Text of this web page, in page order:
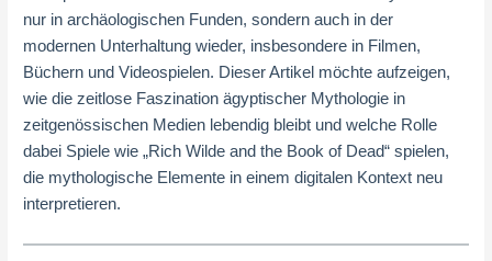
nur in archäologischen Funden, sondern auch in der
modernen Unterhaltung wieder, insbesondere in Filmen,
Büchern und Videospielen. Dieser Artikel möchte aufzeigen,
wie die zeitlose Faszination ägyptischer Mythologie in
zeitgenössischen Medien lebendig bleibt und welche Rolle
dabei Spiele wie „Rich Wilde and the Book of Dead“ spielen,
die mythologische Elemente in einem digitalen Kontext neu
interpretieren.